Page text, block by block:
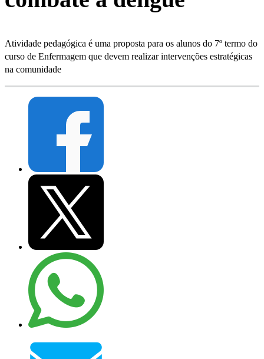
Atividade pedagógica é uma proposta para os alunos do 7º termo do
curso de Enfermagem que devem realizar intervenções estratégicas
na comunidade